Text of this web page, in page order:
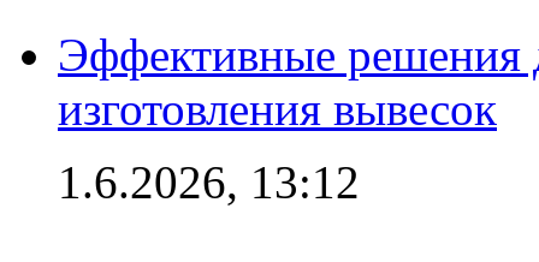
Эффективные решения
изготовления вывесок
1.6.2026, 13:12